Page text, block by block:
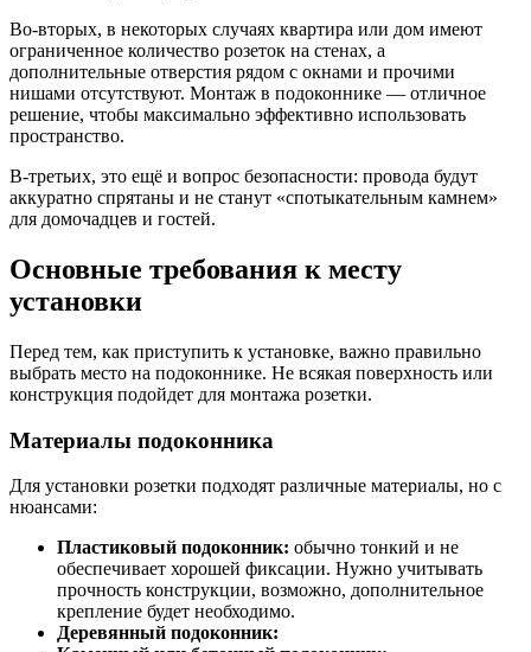
Во-вторых, в некоторых случаях квартира или дом имеют
ограниченное количество розеток на стенах, а
дополнительные отверстия рядом с окнами и прочими
нишами отсутствуют. Монтаж в подоконнике — отличное
решение, чтобы максимально эффективно использовать
пространство.
В-третьих, это ещё и вопрос безопасности: провода будут
аккуратно спрятаны и не станут «спотыкательным камнем»
для домочадцев и гостей.
Основные требования к месту
установки
Перед тем, как приступить к установке, важно правильно
выбрать место на подоконнике. Не всякая поверхность или
конструкция подойдет для монтажа розетки.
Материалы подоконника
Для установки розетки подходят различные материалы, но с
нюансами:
Пластиковый подоконник: обычно тонкий и не
обеспечивает хорошей фиксации. Нужно учитывать
прочность конструкции, возможно, дополнительное
крепление будет необходимо.
Деревянный подоконник: